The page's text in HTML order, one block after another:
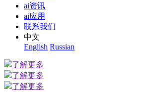
ai资讯
ai应用
联系我们
中文
English Russian
了解更多
了解更多
了解更多